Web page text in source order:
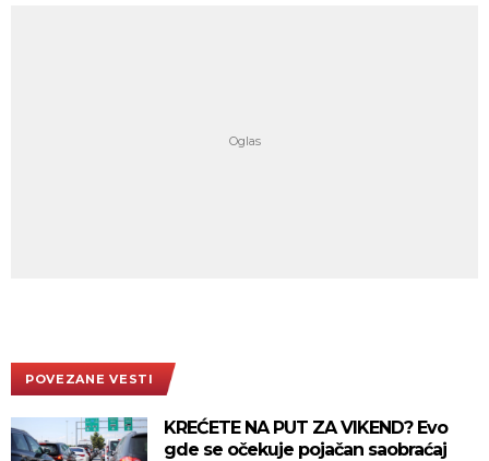
POVEZANE VESTI
KREĆETE NA PUT ZA VIKEND? Evo
gde se očekuje pojačan saobraćaj